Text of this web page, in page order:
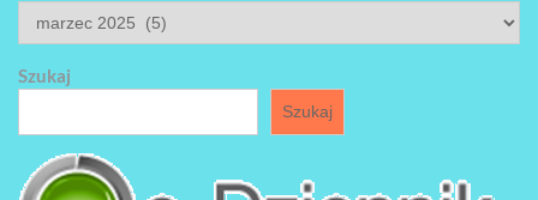
ARCHIWUM
Szukaj
Szukaj